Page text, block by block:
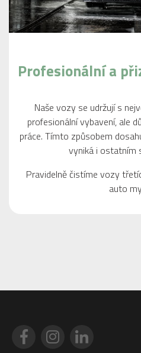
Profesionální a
Naše vozy se udržují s
profesionální vybavení, ale
práce. Tímto způsobem
vyniká i ostatním
Pravidelně čistíme vozy
auto